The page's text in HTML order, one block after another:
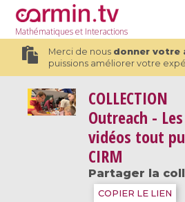
Mathématiqueset Interactions
Merci de nous donner votre
puissions améliorer votre
COLLECTION
Outreach - Les
vidéos tout
CIRM
Partager la
COPIER LE LIEN